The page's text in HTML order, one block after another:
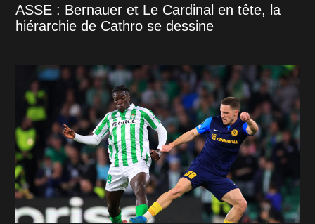
ASSE : Bernauer et Le Cardinal en tête, la
hiérarchie de Cathro se dessine